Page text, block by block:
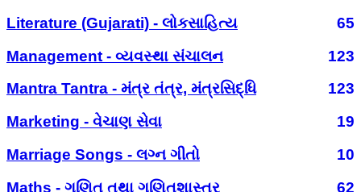
Literature (Gujarati) - લોકસાહિત્ય
65
Management - વ્યવસ્થા સંચાલન
123
Mantra Tantra - મંત્ર તંત્ર, મંત્રસિદ્ધિ
123
Marketing - વેચાણ સેવા
19
Marriage Songs - લગ્ન ગીતો
10
Maths - ગણિત તથા ગણિતશાસ્ત્ર
62